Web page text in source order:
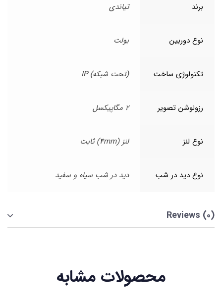
برند تیاندی
نوع دوربین بولت
تکنولوژی ساخت (تحت شبکه) IP
رزولوشن تصویر 2 مگاپیکسل
نوع لنز لنز (4mm) ثابت
نوع دید در شب دید در شب سیاه و سفید
Reviews (0)
محصولات مشابه